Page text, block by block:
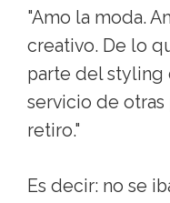
"Amo la moda.
creativo. De lo
parte del styling
servicio de otras
retiro."
Es decir: no se